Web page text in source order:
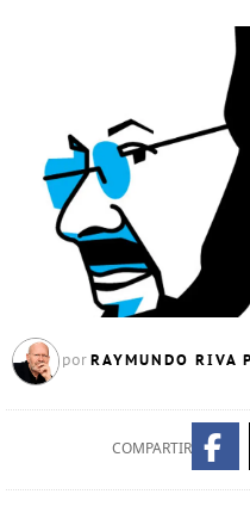
por RAYMUNDO RIVA
COMPARTIR